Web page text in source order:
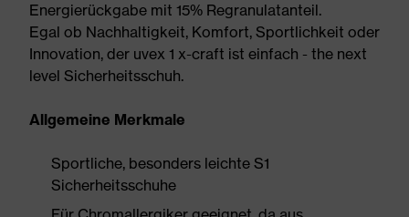
Energierückgabe mit 15% Regranulatanteil.
Egal ob Nachhaltigkeit, Komfort, Sportlichkeit oder
Innovation, der uvex 1 x-craft ist einfach - the next
level Sicherheitsschuh.
Allgemeine Merkmale
Sportliche, besonders leichte S1
Sicherheitsschuhe